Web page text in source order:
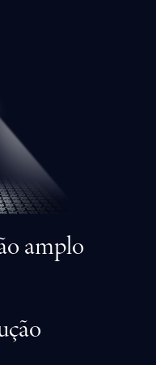
amplo